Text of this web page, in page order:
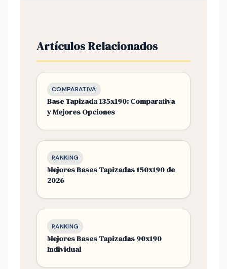
Artículos Relacionados
COMPARATIVA
Base Tapizada 135x190: Comparativa
y Mejores Opciones
RANKING
Mejores Bases Tapizadas 150x190 de
2026
RANKING
Mejores Bases Tapizadas 90x190
Individual